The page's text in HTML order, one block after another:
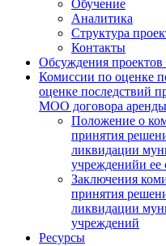
Обучение
Аналитика
Структура
Контакты
Обсуждения
Комиссии по оценке
оценке последствий
МОО договора аренды
Положение о
принятия
ликвидации
учрежденийи ее
Заключения
принятия
ликвидации
учреждений
Ресурсы